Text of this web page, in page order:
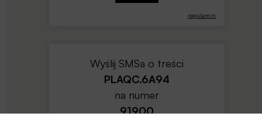
regulamin
Wyślij SMSa o treści
PLAQC.6A94
na numer
91900